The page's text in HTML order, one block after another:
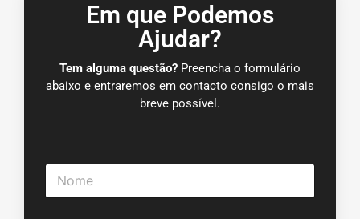
Em que Podemos
Ajudar?
Tem alguma questão? Preencha o formulário
abaixo e entraremos em contacto consigo o mais
breve possível.
N
m